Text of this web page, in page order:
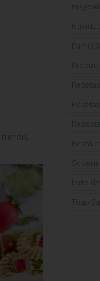
turrón.
Pan (19)
tarta
Trigo